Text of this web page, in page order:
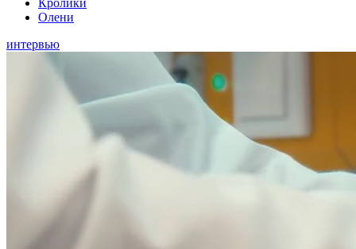
Олени
интервью